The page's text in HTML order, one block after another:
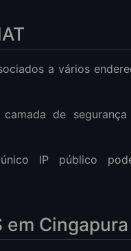
a vários
de
IP público
em Cingapura